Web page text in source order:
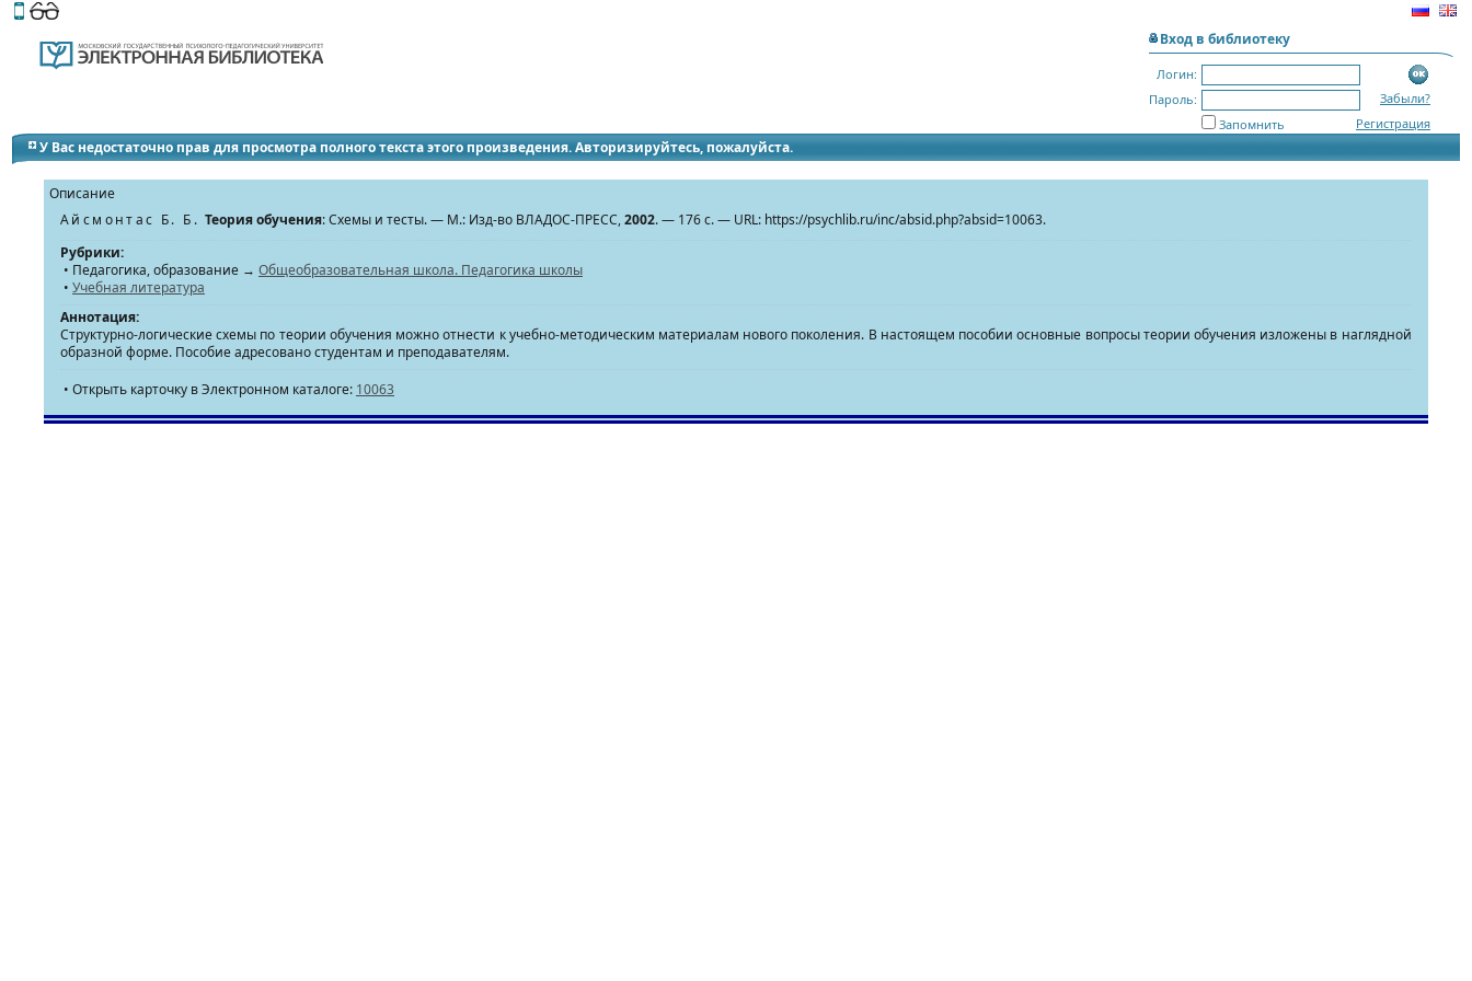
Этот сайт поддерживает
Вход в библиотеку
Логин:
Пароль:
Забыли?
Регистрация
Запомнить
У Вас недостаточно прав для просмотра полного текста этого произведения. Авторизируйтесь, пожалуйста.
Описание
Айсмонтас Б. Б.Теория обучения: Схемы и тесты. — М.: Изд-во ВЛАДОС-ПРЕСС,2002. — 176 с. — URL: https://psychlib.ru/inc/absid.php?absid=10063.
Рубрики:
• Педагогика, образование → Общеобразовательная школа. Педагогика школы
• Учебная литература
Аннотация:
Структурно-логические схемы по теории обучения можно отнести к учебно-методическим материалам нового поколения. В настоящем пособии основные вопросы теории обучения изложены в наглядной
образной форме. Пособие адресовано студентам и преподавателям.
• Открыть карточку в Электронном каталоге: 10063